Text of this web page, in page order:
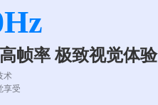
帧率 极致视觉体验
术
享受